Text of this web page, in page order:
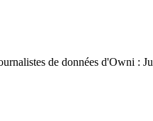
de données d'Owni :